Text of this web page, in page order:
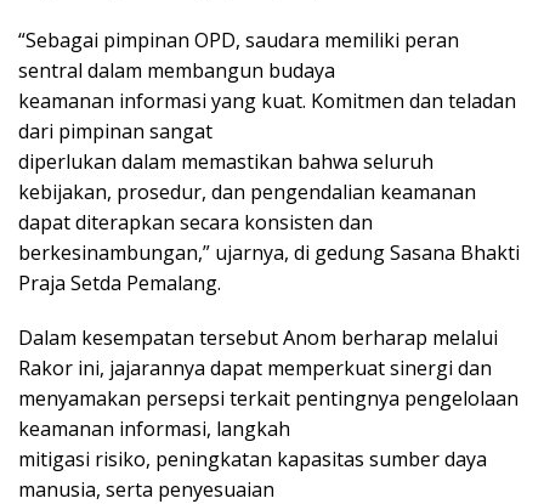
“Sebagai pimpinan OPD, saudara memiliki peran
sentral dalam membangun budaya
keamanan informasi yang kuat. Komitmen dan teladan
dari pimpinan sangat
diperlukan dalam memastikan bahwa seluruh
kebijakan, prosedur, dan pengendalian keamanan
dapat diterapkan secara konsisten dan
berkesinambungan,” ujarnya, di gedung Sasana Bhakti
Praja Setda Pemalang.
Dalam kesempatan tersebut Anom berharap melalui
Rakor ini, jajarannya dapat memperkuat sinergi dan
menyamakan persepsi terkait pentingnya pengelolaan
keamanan informasi, langkah
mitigasi risiko, peningkatan kapasitas sumber daya
manusia, serta penyesuaian